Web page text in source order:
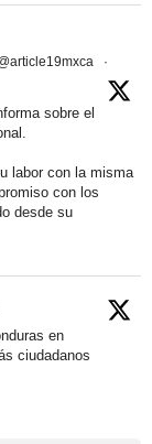
·
sobre el
labor con la misma
con los
desde su
en
ciudadanos